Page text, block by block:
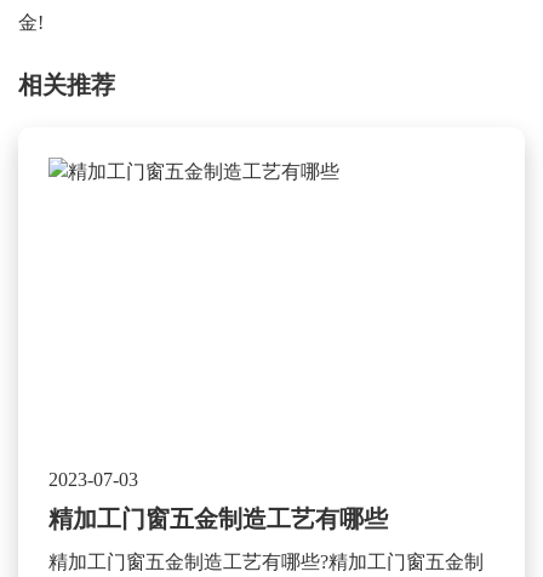
金!
相关推荐
2023-07-03
精加工门窗五金制造工艺有哪些
精加工门窗五金制造工艺有哪些?精加工门窗五金制